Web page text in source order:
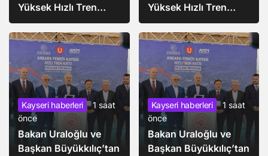
Yüksek Hızlı Tren
Projesinde İnceleme
Yüksek Hızlı Tren
Projesinde İnceleme
Kayseri haberleri
1 saat
önce
Bakan Uraloğlu ve
Başkan Büyükkılıç’tan
Kayseri haberleri
1 saat
önce
Bakan Uraloğlu ve
Başkan Büyükkılıç’tan